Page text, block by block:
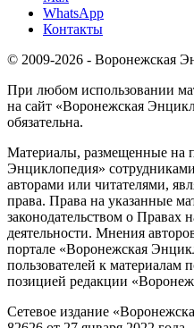
WhatsApp
Контакты
© 2009-2026 - Воронежская
При любом использовании
на сайт «Воронежская
обязательна.
Материалы, размещенные на
Энциклопедия»
авторами или читателями,
права. Права на указанные
законодательством о Правах
деятельности. Мнения
портале «Воронежская
пользователей к материалам
позицией редакции
Сетевое издание